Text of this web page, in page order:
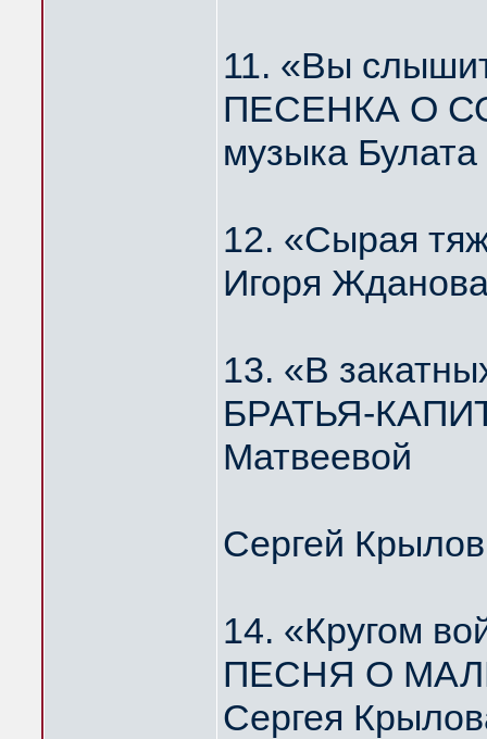
11. «Вы
ПЕСЕНКА О
музыка
12. «Сырая
Игоря
13. «В
БРАТЬЯ-
Матвеевой
Сергей Крылов
14. «Кругом
ПЕСНЯ О
Сергея